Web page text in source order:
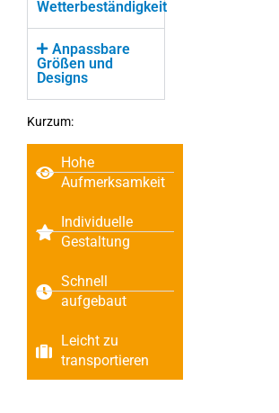
Wetterbeständigkeit
Anpassbare
Größen und
Designs
Kurzum:
Hohe
Aufmerksamkeit
Individuelle
Gestaltung
Schnell
aufgebaut
Leicht zu
transportieren